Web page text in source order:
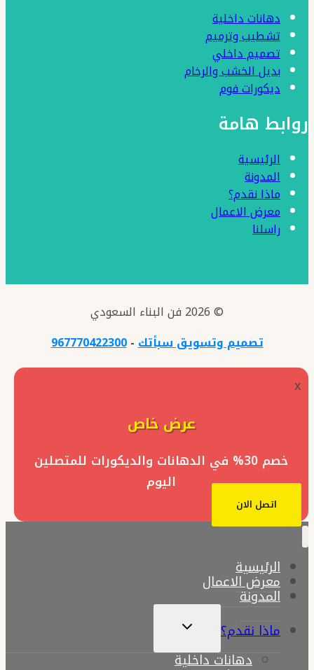
دهانات داخلية
تشطيب وترميم
تصميم داخلي
بديل الخشب والرخام
ديكورات فوم
روابط هامة
الرئيسية
المدونة
ماذا نقدم؟
معرض الاعمال
راسلنا
© 2026 فن البناء السعودي
تصميم وتسويق سبأتك-
967770422300
x
عرض خاص
خصم 30% في الدهانات والديكورات للمتصلين
اليوم
اتصل الان
الرئيسية
معرض الاعمال
المدونة
ماذا نقدم؟
تبديل
الفرعيةدهانات داخلية